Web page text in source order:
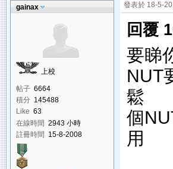
gainax
上校
帖子 6664
積分 145488
Like 63
在線時間 2943 小時
註冊時間 15-8-2008
發表於 18-5-
回覆
要睇
NUT
鬆
個
用